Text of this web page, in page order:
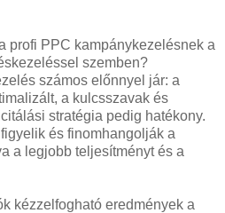
profi PPC kampánykezelésnek a
szemben?
számos előnnyel jár: a
a kulcsszavak és
stratégia pedig hatékony.
és finomhangolják a
a legjobb teljesítményt és a
kézzelfogható eredmények a